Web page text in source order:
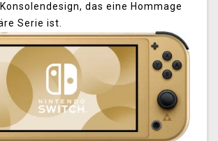
das eine Hommage
Serie ist.